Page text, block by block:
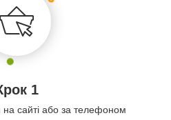
1
сайті або за телефоном